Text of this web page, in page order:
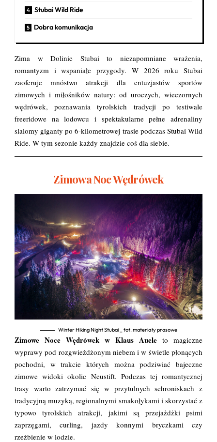
Stubai Wild Ride
Dobra komunikacja
Zima w Dolinie Stubai to niezapomniane wrażenia,
romantyzm i wspaniałe przygody. W 2026 roku Stubai
zaoferuje mnóstwo atrakcji dla entuzjastów sportów
zimowych i miłośników natury: od uroczych, wieczornych
wędrówek, poznawania tyrolskich tradycji po testiwale
freeridowe na lodowcu i spektakularne pełne adrenaliny
slalomy giganty po 6-kilometrowej trasie podczas Stubai Wild
Ride. W tym sezonie każdy znajdzie coś dla siebie.
Zimowa Noc Wędrówek
Winter Hiking Night Stubai _ fot. materiały prasowe
Zimowe Noce Wędrówek w Klaus Auele to magiczne
wyprawy pod rozgwieżdżonym niebem i w świetle płonących
pochodni, w trakcie których można podziwiać bajeczne
zimowe widoki okolic Neustift. Podczas tej romantycznej
trasy warto zatrzymać się w przytulnych schroniskach z
tradycyjną muzyką, regionalnymi smakołykami i skorzystać z
typowo tyrolskich atrakcji, jakimi są przejażdżki psimi
zaprzęgami, curling, jazdy konnymi bryczkami czy
rzeźbienie w lodzie.